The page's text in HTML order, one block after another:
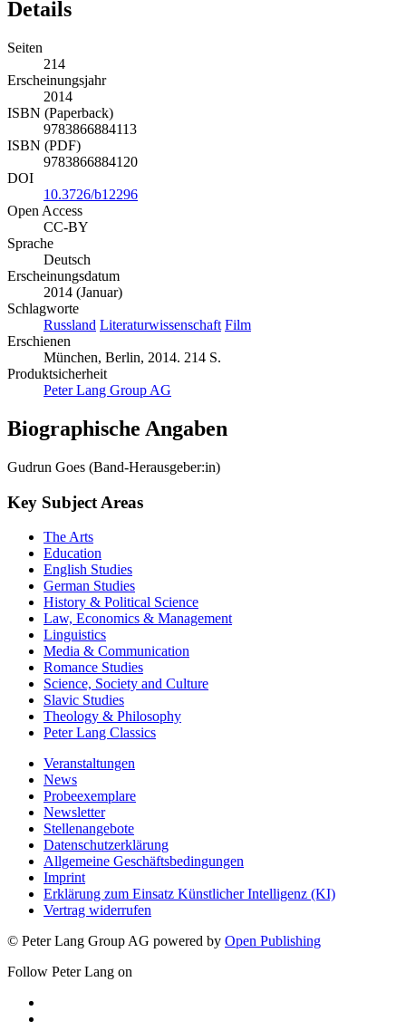
Details
Seiten
214
Erscheinungsjahr
2014
ISBN (Paperback)
9783866884113
ISBN (PDF)
9783866884120
DOI
10.3726/b12296
Open Access
CC-BY
Sprache
Deutsch
Erscheinungsdatum
2014 (Januar)
Schlagworte
Russland Literaturwissenschaft Film
Erschienen
München, Berlin, 2014. 214 S.
Produktsicherheit
Peter Lang Group AG
Biographische Angaben
Gudrun Goes (Band-Herausgeber:in)
Key Subject Areas
The Arts
Education
English Studies
German Studies
History & Political Science
Law, Economics & Management
Linguistics
Media & Communication
Romance Studies
Science, Society and Culture
Slavic Studies
Theology & Philosophy
Peter Lang Classics
Veranstaltungen
News
Probeexemplare
Newsletter
Stellenangebote
Datenschutzerklärung
Allgemeine Geschäftsbedingungen
Imprint
Erklärung zum Einsatz Künstlicher Intelligenz (KI)
Vertrag widerrufen
© Peter Lang Group AG powered by Open Publishing
Follow Peter Lang on